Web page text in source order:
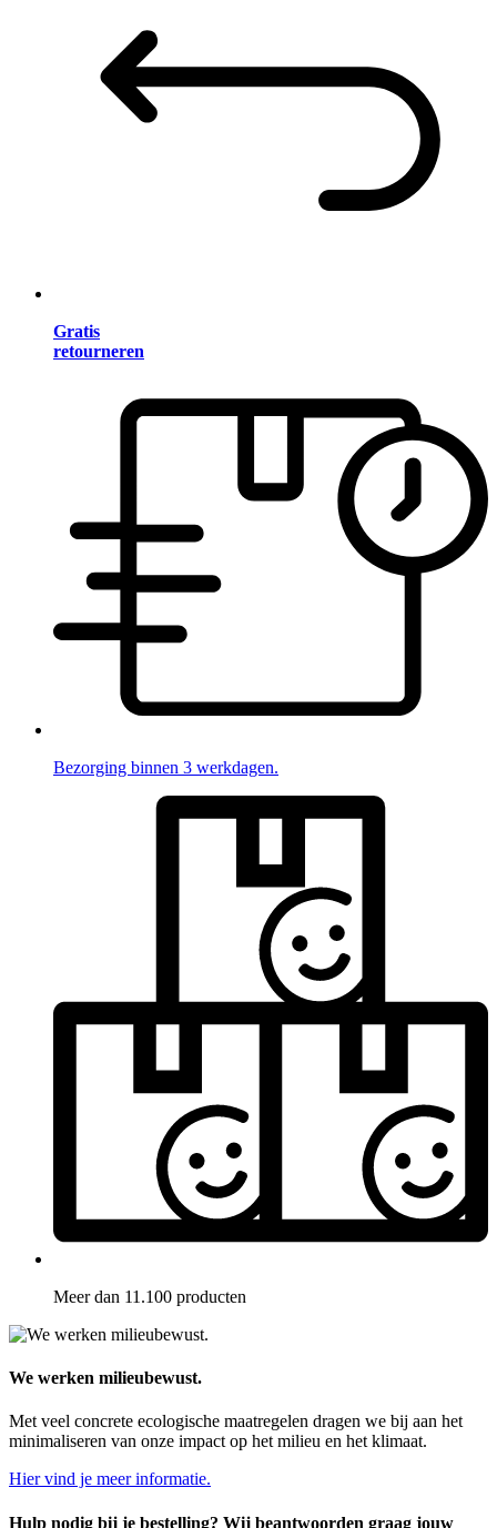
Gratis
retourneren
Bezorging binnen 3 werkdagen.
Meer dan 11.100 producten
We werken milieubewust.
Met veel concrete ecologische maatregelen dragen we bij aan het
minimaliseren van onze impact op het milieu en het klimaat.
Hier vind je meer informatie.
Hulp nodig bij je bestelling? Wij beantwoorden graag jouw